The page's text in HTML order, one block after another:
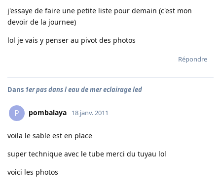
j'essaye de faire une petite liste pour demain (c'est mon
devoir de la journee)
lol je vais y penser au pivot des photos
Répondre
Dans 1er pas dans l eau de mer eclairage led
P pombalaya 18 janv. 2011
voila le sable est en place
super technique avec le tube merci du tuyau lol
voici les photos